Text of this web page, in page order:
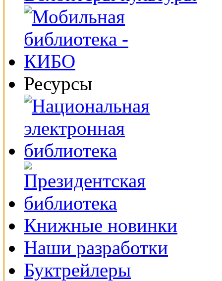
Ресурсы
Книжные новинки
Наши разработки
Буктрейлеры